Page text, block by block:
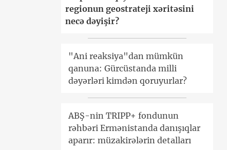
regionun geostrateji xəritəsini
necə dəyişir?
"Ani reaksiya"dan mümkün
qanuna: Gürcüstanda milli
dəyərləri kimdən qoruyurlar?
ABŞ-nin TRIPP+ fondunun
rəhbəri Ermənistanda danışıqlar
aparır: müzakirələrin detalları